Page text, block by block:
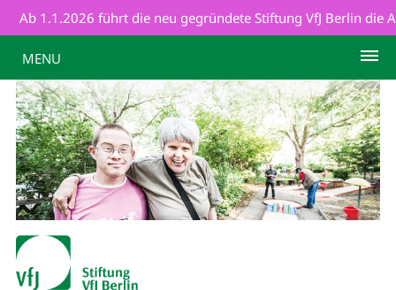
Ab 1.1.2026 führt die neu gegründete Stiftung VfJ Berlin die
MENU